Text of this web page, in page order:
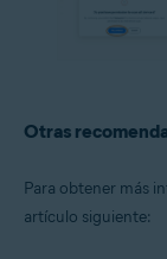
Otras
Para obtener más
artículo siguiente: